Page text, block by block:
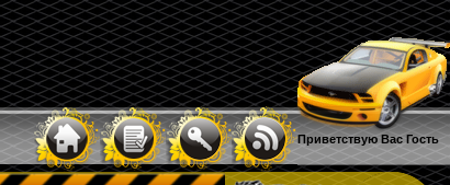
Приветствую Вас Гость